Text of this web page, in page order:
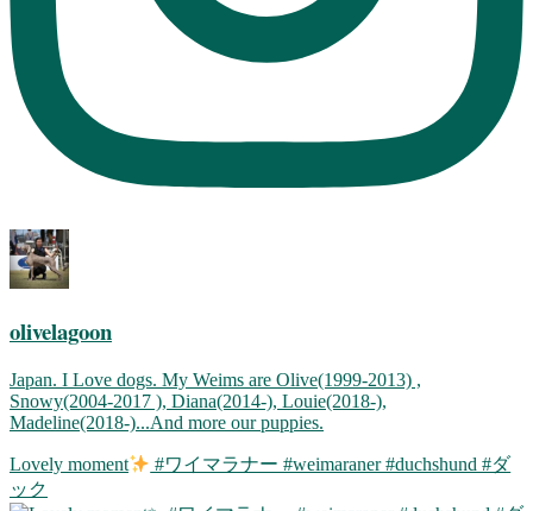
olivelagoon
Japan. I Love dogs. My Weims are Olive(1999-2013) ,
Snowy(2004-2017 ), Diana(2014-), Louie(2018-),
Madeline(2018-)...And more our puppies.
Lovely moment
#ワイマラナー #weimaraner #duchshund #ダ
ック